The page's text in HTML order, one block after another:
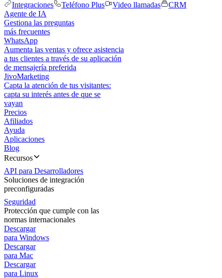
Integraciones
Teléfono Plus Video llamadas
CRM
Agente de IA
Gestiona las preguntas
más frecuentes
WhatsApp
Aumenta las ventas y ofrece asistencia
a tus clientes a través de su aplicación
de mensajería preferida
JivoMarketing
Capta la atención de tus visitantes:
capta su interés antes de que se
vayan
Precios
Afiliados
Ayuda
Aplicaciones
Blog
Recursos
API para Desarrolladores
Soluciones de integración
preconfiguradas
Seguridad
Protección que cumple con las
normas internacionales
Descargar
para Windows
Descargar
para Mac
Descargar
para Linux